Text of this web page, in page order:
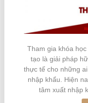
Tham gia khóa
tạo là giải pháp
thực tế cho những
nhập khẩu. Hiện
tâm xuất nhập